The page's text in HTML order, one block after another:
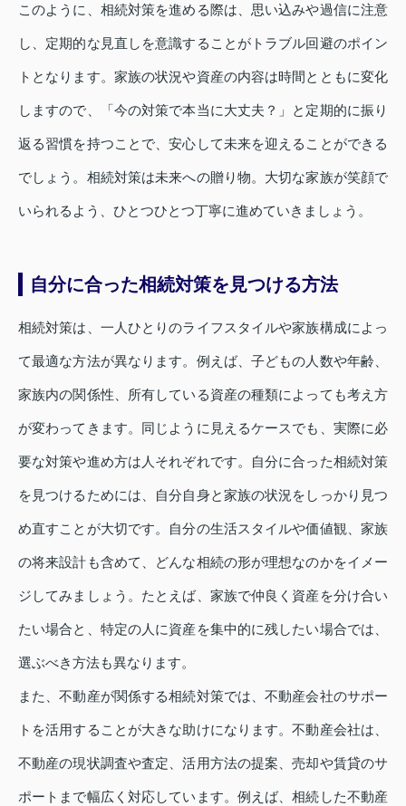
このように、相続対策を進める際は、思い込みや過信に注意
し、定期的な見直しを意識することがトラブル回避のポイン
トとなります。家族の状況や資産の内容は時間とともに変化
しますので、「今の対策で本当に大丈夫？」と定期的に振り
返る習慣を持つことで、安心して未来を迎えることができる
でしょう。相続対策は未来への贈り物。大切な家族が笑顔で
いられるよう、ひとつひとつ丁寧に進めていきましょう。
自分に合った相続対策を見つける方法
相続対策は、一人ひとりのライフスタイルや家族構成によっ
て最適な方法が異なります。例えば、子どもの人数や年齢、
家族内の関係性、所有している資産の種類によっても考え方
が変わってきます。同じように見えるケースでも、実際に必
要な対策や進め方は人それぞれです。自分に合った相続対策
を見つけるためには、自分自身と家族の状況をしっかり見つ
め直すことが大切です。自分の生活スタイルや価値観、家族
の将来設計も含めて、どんな相続の形が理想なのかをイメー
ジしてみましょう。たとえば、家族で仲良く資産を分け合い
たい場合と、特定の人に資産を集中的に残したい場合では、
選ぶべき方法も異なります。
また、不動産が関係する相続対策では、不動産会社のサポー
トを活用することが大きな助けになります。不動産会社は、
不動産の現状調査や査定、活用方法の提案、売却や賃貸のサ
ポートまで幅広く対応しています。例えば、相続した不動産